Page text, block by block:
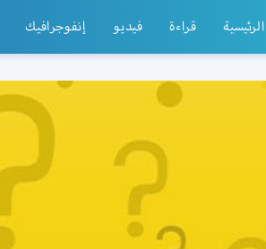
الرئيسية قراءة فيديو إنفوجرافيك